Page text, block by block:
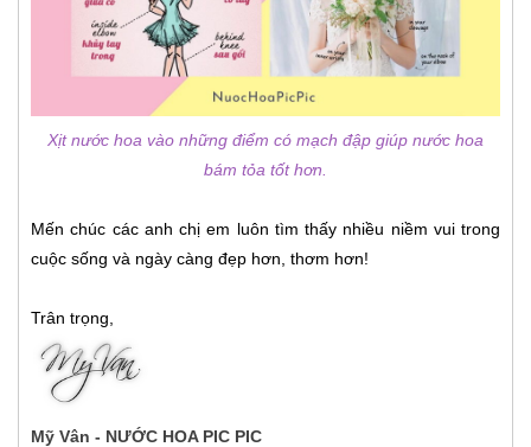
Xịt nước hoa vào những điểm có mạch đập giúp nước hoa
bám tỏa tốt hơn.
Mến chúc các anh chị em luôn tìm thấy nhiều niềm vui trong
cuộc sống và ngày càng đẹp hơn, thơm hơn!
Trân trọng,
Mỹ Vân - NƯỚC HOA PIC PIC